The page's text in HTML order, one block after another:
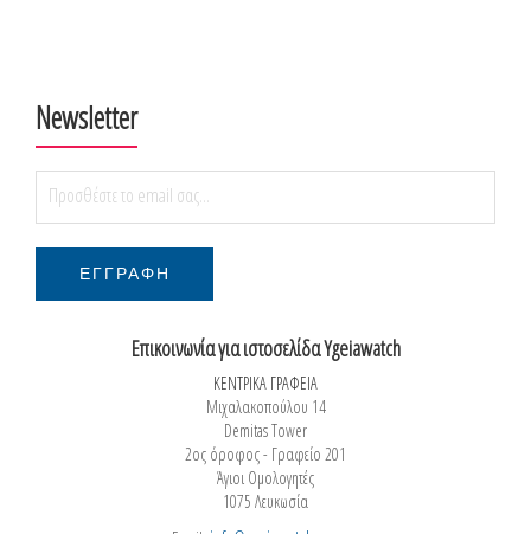
Newsletter
Επικοινωνία για ιστοσελίδα Ygeiawatch
ΚΕΝΤΡΙΚΑ ΓΡΑΦΕΙΑ
Μιχαλακοπούλου 14
Demitas Tower
2ος όροφος - Γραφείο 201
Άγιοι Ομολογητές
1075 Λευκωσία